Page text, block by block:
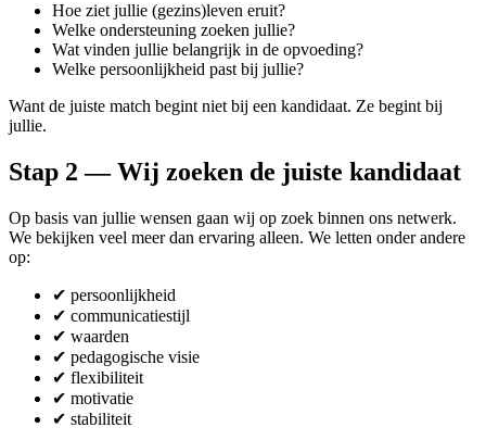
Hoe ziet jullie (gezins)leven eruit?
Welke ondersteuning zoeken jullie?
Wat vinden jullie belangrijk in de opvoeding?
Welke persoonlijkheid past bij jullie?
Want de juiste match begint niet bij een kandidaat. Ze begint bij
jullie.
Stap 2 — Wij zoeken de juiste kandidaat
Op basis van jullie wensen gaan wij op zoek binnen ons netwerk.
We bekijken veel meer dan ervaring alleen. We letten onder andere
op:
✔ persoonlijkheid
✔ communicatiestijl
✔ waarden
✔ pedagogische visie
✔ flexibiliteit
✔ motivatie
✔ stabiliteit